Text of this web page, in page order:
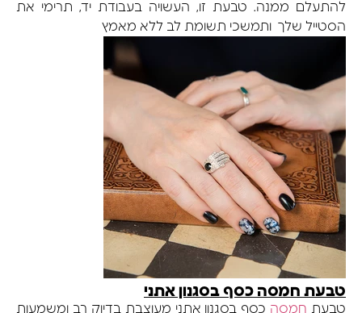
להתעלם ממנה. טבעת זו, העשויה בעבודת יד, תרימי את
הסטייל שלך ותמשכי תשומת לב ללא מאמץ
טבעת חמסה כסף בסגנון אתני
טבעת חמסה כסף בסגנון אתני מעוצבת בדיוק רב ומשמעות